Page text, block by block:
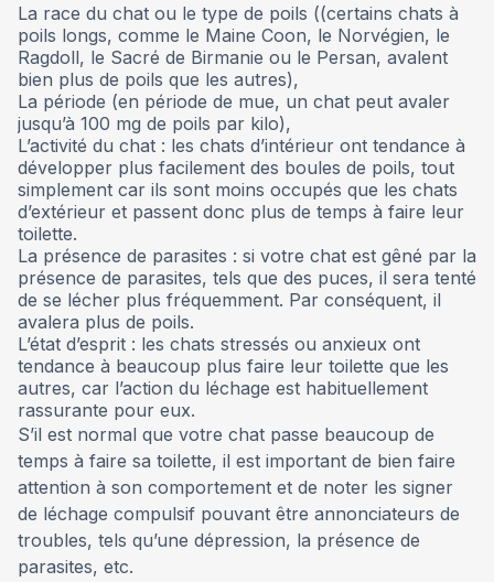
La race du chat ou le type de poils ((certains chats à
poils longs, comme le Maine Coon, le Norvégien, le
Ragdoll, le Sacré de Birmanie ou le Persan, avalent
bien plus de poils que les autres),
La période (en période de mue, un chat peut avaler
jusqu’à 100 mg de poils par kilo),
L’activité du chat : les chats d’intérieur ont tendance à
développer plus facilement des boules de poils, tout
simplement car ils sont moins occupés que les chats
d’extérieur et passent donc plus de temps à faire leur
toilette.
La présence de parasites : si votre chat est gêné par la
présence de parasites, tels que des puces, il sera tenté
de se lécher plus fréquemment. Par conséquent, il
avalera plus de poils.
L’état d’esprit : les chats stressés ou anxieux ont
tendance à beaucoup plus faire leur toilette que les
autres, car l’action du léchage est habituellement
rassurante pour eux.
S’il est normal que votre chat passe beaucoup de
temps à faire sa toilette, il est important de bien faire
attention à son comportement et de noter les signer
de léchage compulsif pouvant être annonciateurs de
troubles, tels qu’une dépression, la présence de
parasites, etc.